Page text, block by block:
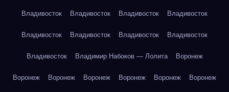
Владивосток Владивосток Владивосток Владивосток
Владивосток Владивосток Владивосток Владивосток
Владивосток Владимир Набоков — Лолита Воронеж
Воронеж Воронеж Воронеж Воронеж Воронеж Воронеж